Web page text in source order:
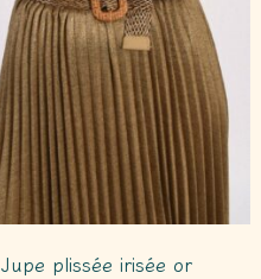
Jupe plissée irisée or